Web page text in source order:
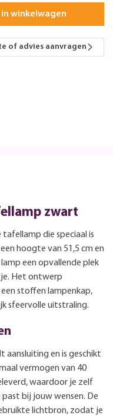
in winkelwagen
of advies aanvragen
zwart
tafellamp die speciaal is
hoogte van 51,5 cm en
een opvallende plek
Het ontwerp
stoffen lampenkap,
sfeervolle uitstraling.
aansluiting en is geschikt
vermogen van 40
waardoor je zelf
bij jouw wensen. De
lichtbron, zodat je